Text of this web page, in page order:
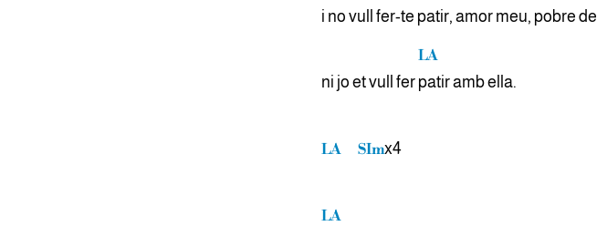
i no vull fer-te patir, amor meu, pobre de
ni jo et vull fer
LA
patir amb ella.
LA SImx4
LA